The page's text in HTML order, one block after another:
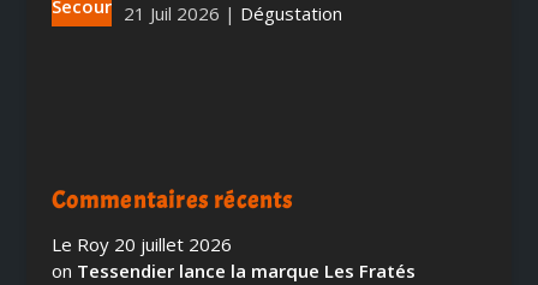
21 Juil 2026 | Dégustation
Commentaires récents
Le Roy 20 juillet 2026
on Tessendier lance la marque Les Fratés